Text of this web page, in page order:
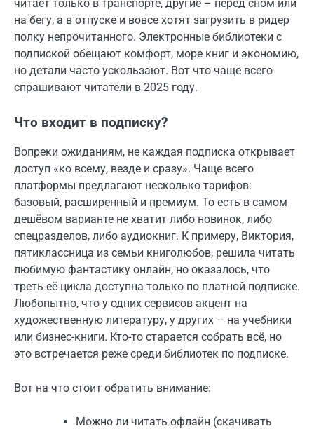
читает только в транспорте, другие – перед сном или
на бегу, а в отпуске и вовсе хотят загрузить в ридер
полку непрочитанного. Электронные библиотеки с
подпиской обещают комфорт, море книг и экономию,
но детали часто ускользают. Вот что чаще всего
спрашивают читатели в 2025 году.
Что входит в подписку?
Вопреки ожиданиям, не каждая подписка открывает
доступ «ко всему, везде и сразу». Чаще всего
платформы предлагают несколько тарифов:
базовый, расширенный и премиум. То есть в самом
дешёвом варианте не хватит либо новинок, либо
спецразделов, либо аудиокниг. К примеру, Виктория,
пятиклассница из семьи книголюбов, решила читать
любимую фантастику онлайн, но оказалось, что
треть её цикла доступна только по платной подписке.
Любопытно, что у одних сервисов акцент на
художественную литературу, у других – на учебники
или бизнес-книги. Кто-то старается собрать всё, но
это встречается реже среди библиотек по подписке.
Вот на что стоит обратить внимание:
Можно ли читать офлайн (скачивать